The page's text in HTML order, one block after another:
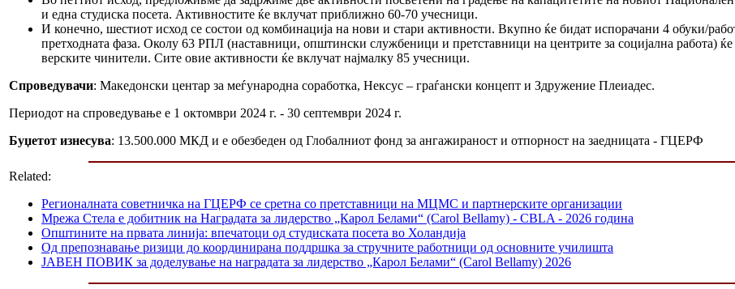
и една студиска посета. Активностите ќе вклучат приближно 60-70 учесници.
И конечно, шестиот исход се состои од комбинација на нови и стари активности. Вкупно ќе бидат испорачани 4 обуки/
претходната фаза. Околу 63 РПЛ (наставници, општински службеници и претставници на центрите за социјална работа)
верските чинители. Сите овие активности ќе вклучат најмалку 85 учесници.
Спроведувачи: Македонски центар за меѓународна соработка, Нексус – граѓански концепт и Здружение Плеиадес.
Периодот на спроведување е 1 октомври 2024 г. - 30 септември 2024 г.
Буџетот изнесува: 13.500.000 МКД и е обезбеден од Глобалниот фонд за ангажираност и отпорност на заедницата - ГЦЕРФ
Related:
Регионалната советничка на ГЦЕРФ се сретна со претставници на МЦМС и партнерските организации
Мрежа Стела е добитник на Наградата за лидерство „Карол Белами“ (Carol Bellamy) - CBLA - 2026 година
Општините на првата линија: впечатоци од студиската посета во Холандија
Од препознавање ризици до координирана поддршка за стручните работници од основните училишта
ЈАВЕН ПОВИК за доделување на наградата за лидерство „Карол Белами“ (Carol Bellamy) 2026